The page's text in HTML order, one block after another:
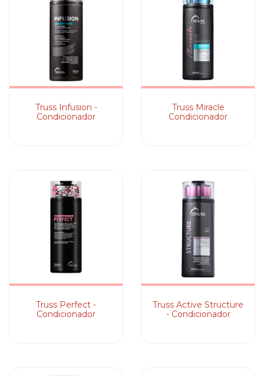
Truss Infusion -
Condicionador
Truss Miracle
Condicionador
Truss Perfect -
Condicionador
Truss Active Structure
- Condicionador